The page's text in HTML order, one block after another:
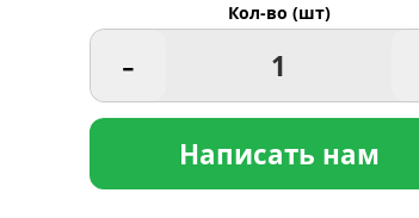
Кол-во (шт)
-
Написать нам